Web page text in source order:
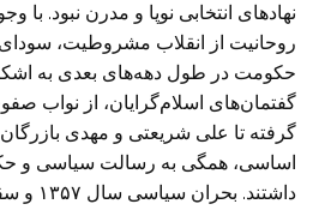
نهادهای انتخابی نوپا و مدرن نبود. با
روحانیت از انقلاب مشروطیت، سودای
حکومت در طول دهه‌های بعدی به
گفتمان‌های اسلام‌گرایان، از نواب
گرفته تا علی شریعتی و مهدی
اساسی، همگی به رسالت سیاسی و
داشتند.